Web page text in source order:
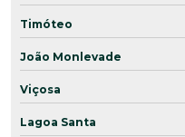
Timóteo
João Monlevade
Viçosa
Lagoa Santa